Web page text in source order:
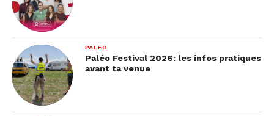
Voir cette publication sur Instagram
PALÉO
Paléo Festival 2026: les infos pratiques
avant ta venue